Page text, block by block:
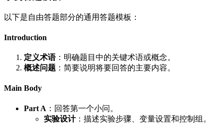
以下是自由答题部分的通用答题模板：
Introduction
定义术语：明确题目中的关键术语或概念。
概述问题 ：简要说明将要回答的主要内容。
Main Body
Part A ：回答第一个小问。
实验设计：描述实验步骤、变量设置和控制组。